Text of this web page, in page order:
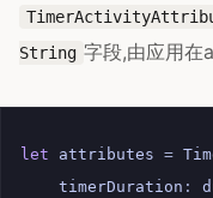
String 字段,由应用
let attributes =
timerDuration :